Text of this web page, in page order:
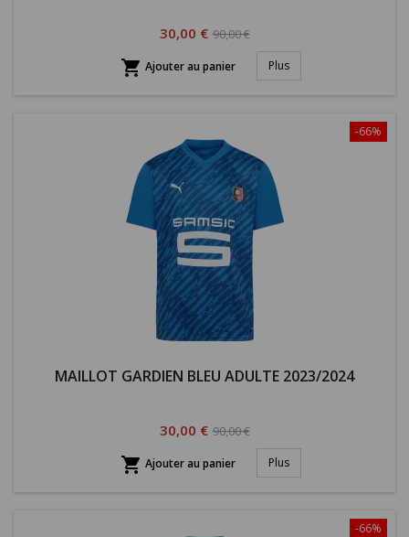
Prix
30,00 € Prix
habituel
90,00 €
 Ajouter au panier Plus
-66%
MAILLOT GARDIEN BLEU ADULTE 2023/2024
Prix
30,00 € Prix
habituel
90,00 €
 Ajouter au panier Plus
-66%